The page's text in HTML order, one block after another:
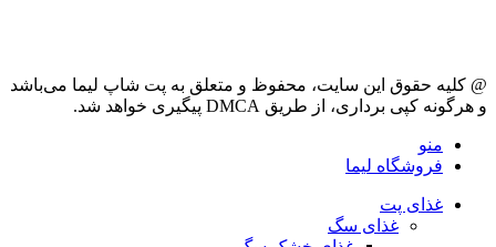
@ کلیه حقوق این سایت، محفوظ و متعلق به پت شاپ لیما می‌باشد
و هرگونه کپی برداری، از طریق DMCA پیگیری خواهد شد.
منو
فروشگاه لیما
غذای پت
غذای سگ